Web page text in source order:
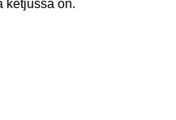
ketjussa on.